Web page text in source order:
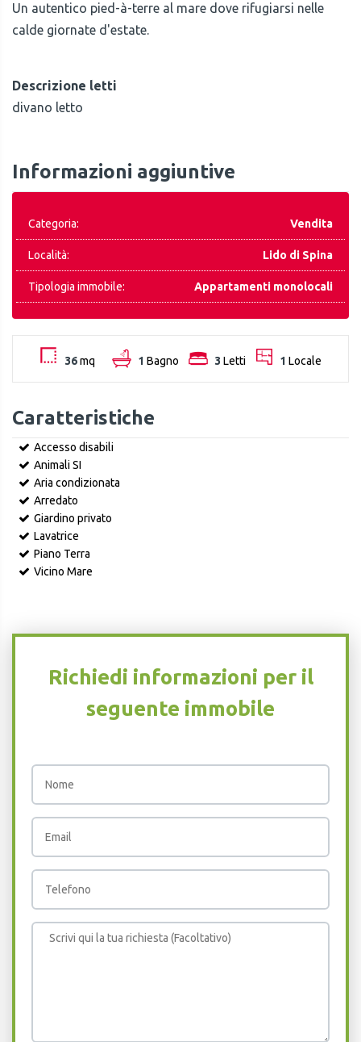
Un autentico pied-à-terre al mare dove rifugiarsi nelle
calde giornate d'estate.
Descrizione letti
divano letto
Informazioni aggiuntive
Categoria: Vendita
Località: Lido di Spina
Tipologia immobile: Appartamenti monolocali
36mq 1 Bagno 3 Letti 1 Locale
Caratteristiche
Accesso disabili
Animali SI
Aria condizionata
Arredato
Giardino privato
Lavatrice
Piano Terra
Vicino Mare
Richiedi informazioni per il
seguente immobile